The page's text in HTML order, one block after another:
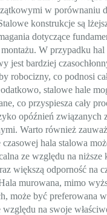
w porównaniu
konstrukcje są
dotyczące
montażu. W przypadku
jest bardziej
robocizny, co podnosi
stalowe hale
co przyspiesza cały
opóźnień związanych
Warto również
hala stalowa
ze względu na niższe
większą odporność na
murowana, mimo
może być preferowana
względu na swoje